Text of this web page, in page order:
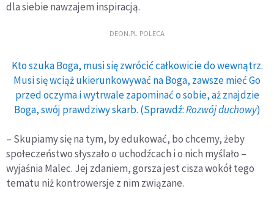
dla siebie nawzajem inspiracją.
DEON.PL POLECA
Kto szuka Boga, musi się zwrócić całkowicie do wewnątrz.
Musi się wciąż ukierunkowywać na Boga, zawsze mieć Go
przed oczyma i wytrwale zapominać o sobie, aż znajdzie
Boga, swój prawdziwy skarb. (Sprawdź:Rozwój duchowy)
– Skupiamy się na tym, by edukować, bo chcemy, żeby
społeczeństwo słyszało o uchodźcach i o nich myślało –
wyjaśnia Malec. Jej zdaniem, gorsza jest cisza wokół tego
tematu niż kontrowersje z nim związane.